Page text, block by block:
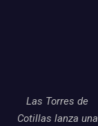
Las Torres de
Cotillas lanza una